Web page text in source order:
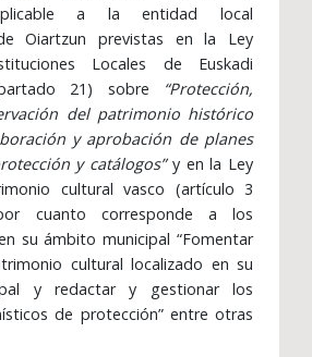
a la entidad local
Oiartzun previstas en la Ley
Locales de Euskadi
21) sobre
“Protección,
del patrimonio histórico
y aprobación de planes
y catálogos”y en la Ley
cultural vasco (artículo 3
cuanto corresponde a los
su ámbito municipal “Fomentar
cultural localizado en su
y redactar y gestionar los
de protección” entre otras